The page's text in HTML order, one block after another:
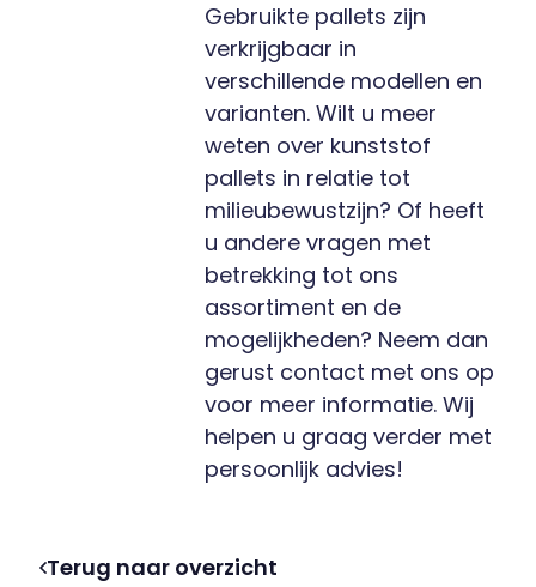
Gebruikte pallets zijn
verkrijgbaar in
verschillende modellen en
varianten. Wilt u meer
weten over kunststof
pallets in relatie tot
milieubewustzijn? Of heeft
u andere vragen met
betrekking tot ons
assortiment en de
mogelijkheden? Neem dan
gerust contact met ons op
voor meer informatie. Wij
helpen u graag verder met
persoonlijk advies!
Terug naar overzicht